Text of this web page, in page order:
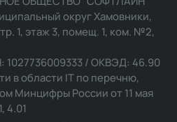
округ Хамовники,
1, этаж 3, помещ. 1, ком. №2,
1027736009333 / ОКВЭД: 46.90
в области IT по перечню,
Минцифры России от 11 мая
4.01